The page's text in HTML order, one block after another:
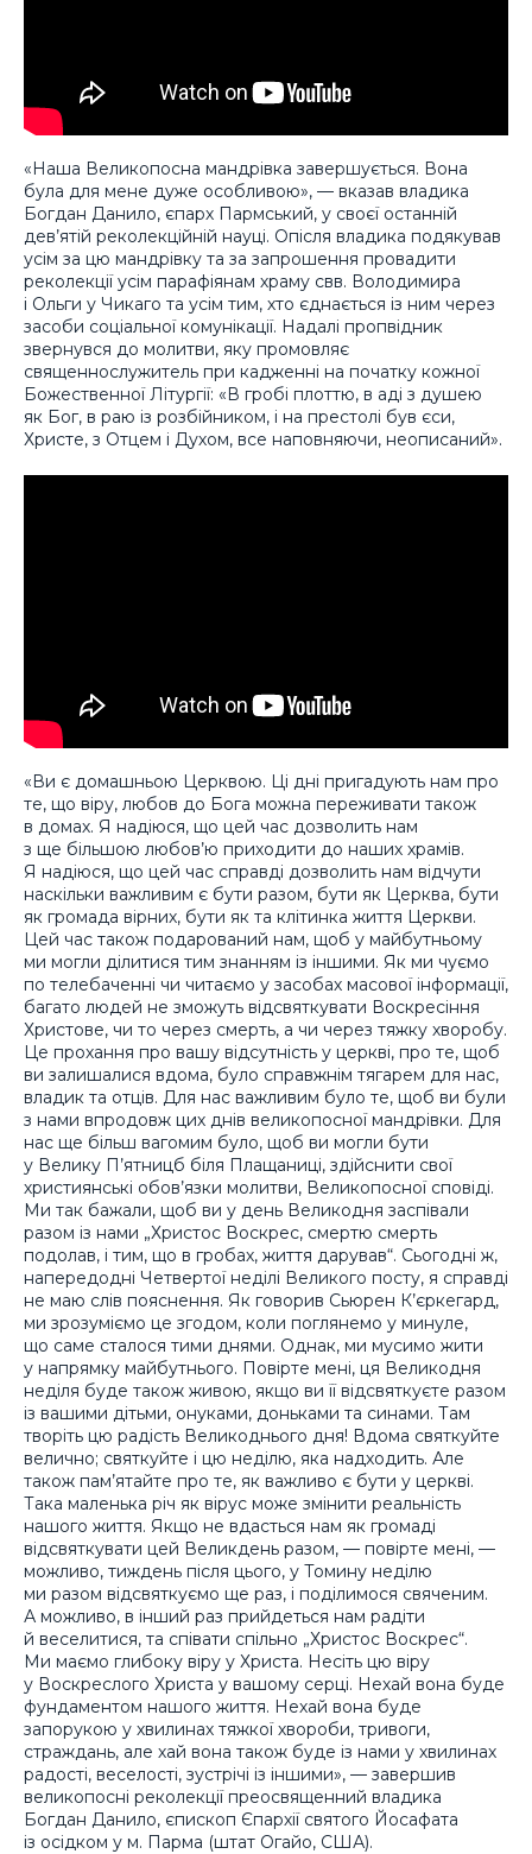
«Наша Великопосна мандрівка завершується. Вона
була для мене дуже особливою», — вказав владика
Богдан Данило, єпарх Пармський, у своєї останній
дев’ятій реколекційній науці. Опісля владика подякував
усім за цю мандрівку та за запрошення провадити
реколекції усім парафіянам храму свв. Володимира
і Ольги у Чикаго та усім тим, хто єднається із ним через
засоби соціальної комунікації. Надалі пропвідник
звернувся до молитви, яку промовляє
священнослужитель при кадженні на початку кожної
Божественної Літургії: «В гробі плоттю, в аді з душею
як Бог, в раю із розбійником, і на престолі був єси,
Христе, з Отцем і Духом, все наповняючи, неописаний».
«Ви є домашньою Церквою. Ці дні пригадують нам про
те, що віру, любов до Бога можна переживати також
в домах. Я надіюся, що цей час дозволить нам
з ще більшою любов’ю приходити до наших храмів.
Я надіюся, що цей час справді дозволить нам відчути
наскільки важливим є бути разом, бути як Церква, бути
як громада вірних, бути як та клітинка життя Церкви.
Цей час також подарований нам, щоб у майбутньому
ми могли ділитися тим знанням із іншими. Як ми чуємо
по телебаченні чи читаємо у засобах масової інформації,
багато людей не зможуть відсвяткувати Воскресіння
Христове, чи то через смерть, а чи через тяжку хворобу.
Це прохання про вашу відсутність у церкві, про те, щоб
ви залишалися вдома, було справжнім тягарем для нас,
владик та отців. Для нас важливим було те, щоб ви були
з нами впродовж цих днів великопосної мандрівки. Для
нас ще більш вагомим було, щоб ви могли бути
у Велику П’ятницб біля Плащаниці, здійснити свої
християнські обов’язки молитви, Великопосної сповіді.
Ми так бажали, щоб ви у день Великодня заспівали
разом із нами „Христос Воскрес, смертю смерть
подолав, і тим, що в гробах, життя дарував“. Сьогодні ж,
напередодні Четвертої неділі Великого посту, я справді
не маю слів пояснення. Як говорив Сьюрен К’єркегард,
ми зрозуміємо це згодом, коли поглянемо у минуле,
що саме сталося тими днями. Однак, ми мусимо жити
у напрямку майбутнього. Повірте мені, ця Великодня
неділя буде також живою, якщо ви її відсвяткуєте разом
із вашими дітьми, онуками, доньками та синами. Там
творіть цю радість Великоднього дня! Вдома святкуйте
велично; святкуйте і цю неділю, яка надходить. Але
також пам’ятайте про те, як важливо є бути у церкві.
Така маленька річ як вірус може змінити реальність
нашого життя. Якщо не вдасться нам як громаді
відсвяткувати цей Великдень разом, — повірте мені, —
можливо, тиждень після цього, у Томину неділю
ми разом відсвяткуємо ще раз, і поділимося свяченим.
А можливо, в інший раз прийдеться нам радіти
й веселитися, та співати спільно „Христос Воскрес“.
Ми маємо глибоку віру у Христа. Несіть цю віру
у Воскреслого Христа у вашому серці. Нехай вона буде
фундаментом нашого життя. Нехай вона буде
запорукою у хвилинах тяжкої хвороби, тривоги,
страждань, але хай вона також буде із нами у хвилинах
радості, веселості, зустрічі із іншими», — завершив
великопосні реколекції преосвященний владика
Богдан Данило, єпископ Єпархії святого Йосафата
із осідком у м. Парма (штат Огайо, США).